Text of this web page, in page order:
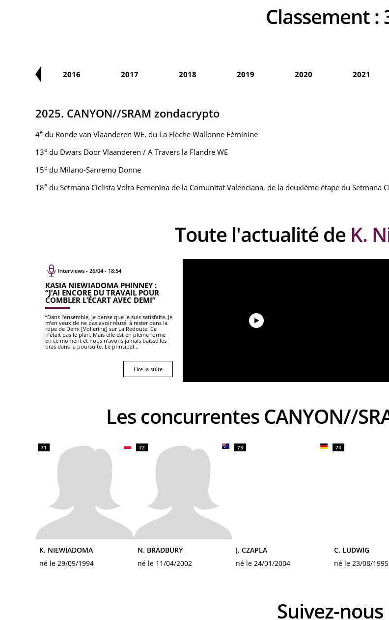
Classement :
2016 2017 2018 2019 2020 2021
2025. CANYON//SRAM zondacrypto
4e du Ronde van Vlaanderen WE, du La Flèche Wallonne Féminine
13e du Dwars Door Vlaanderen / A Travers la Flandre WE
15e du Milano-Sanremo Donne
18e du Setmana Ciclista Volta Femenina de la Comunitat Valenciana, de la deuxième étape du Setmana
Toute l'actualité de K.
Interviews - 26/04 - 18:54
KASIA NIEWIADOMA PHINNEY :
“J’AI ENCORE DU TRAVAIL POUR
COMBLER L’ÉCART AVEC DEMI”
“Dans l’ensemble, je pense que je suis satisfaite. Je
m’en veux de ne pas avoir réussi à rester dans la
roue de Demi [Vollering] sur La Redoute. Ce
n’était pas le plan. Mais elle est en pleine forme
en ce moment et nous n’avons jamais baissé les
bras dans la poursuite. Le principal...
Lire la suite
Les concurrentes CANYON//
71
K. NIEWIADOMA
né le 29/09/1994
72
N. BRADBURY
né le 11/04/2002
73
J. CZAPLA
né le 24/01/2004
74
C. LUDWIG
né le 23/08/1995
Suivez-nous